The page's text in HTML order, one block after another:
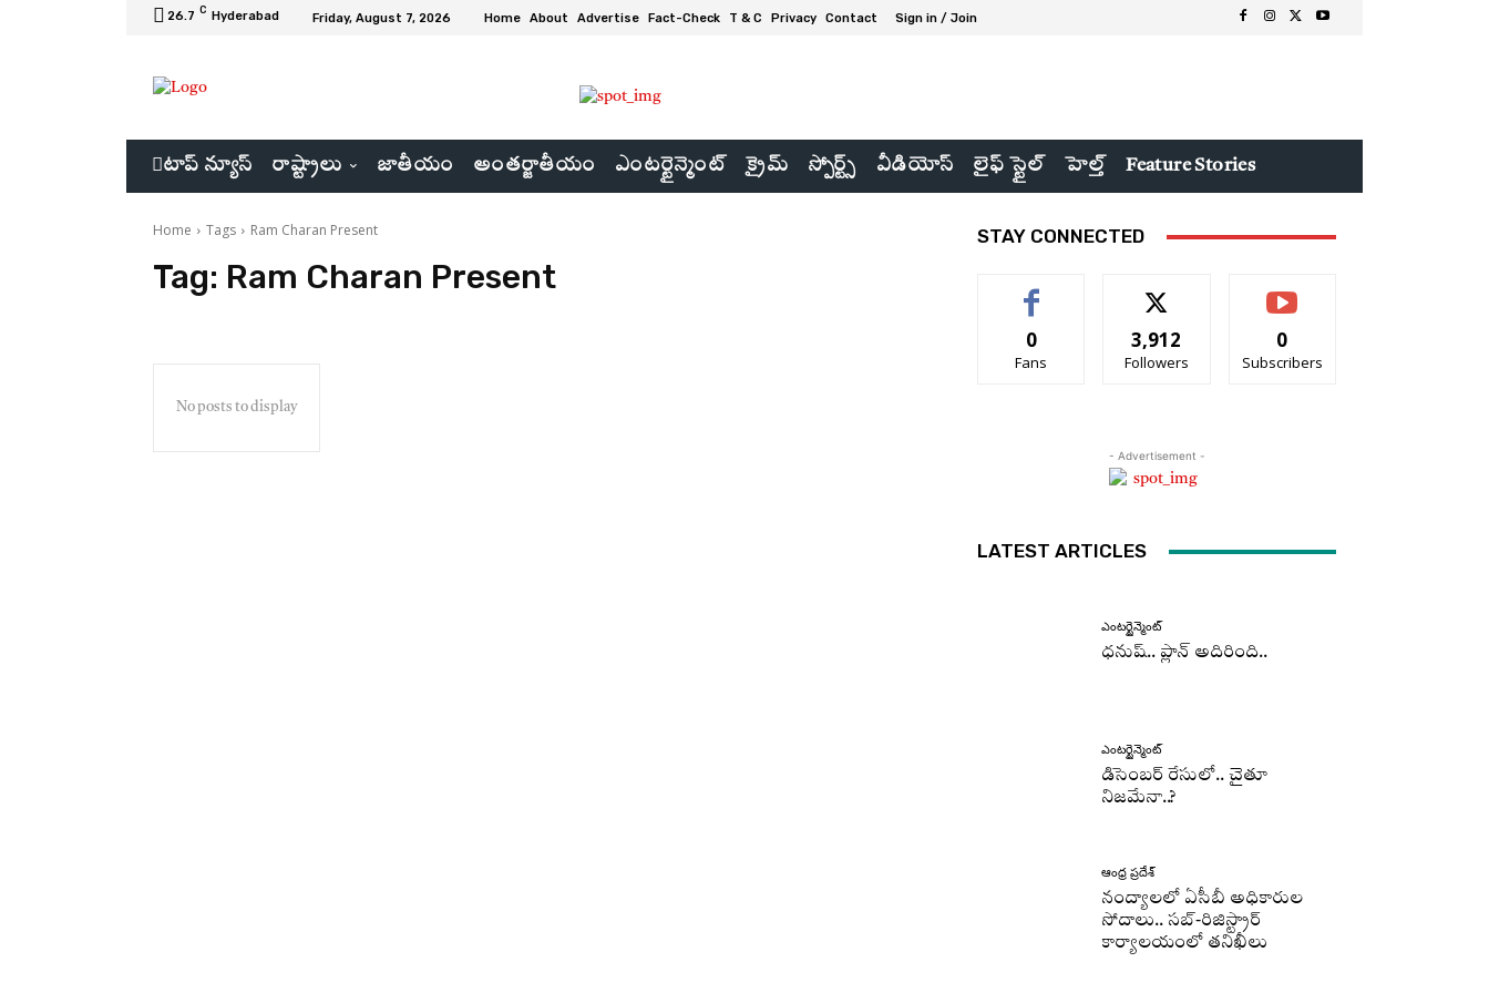
26.7 C Hyderabad Friday, August 7, 2026 Home About Advertise Fact-Check T & C Privacy Contact Sign in / Join
టాప్ న్యూస్ రాష్ట్రాలు జాతీయం అంతర్జాతీయం ఎంటర్టైన్మెంట్ క్రైమ్ స్పోర్ట్స్ వీడియోస్ లైఫ్ స్టైల్ హెల్త్ Feature Stories
Home Tags Ram Charan Present
Tag: Ram Charan Present
No posts to display
STAY CONNECTED
0
Fans
3,912
Followers
0
Subscribers
- Advertisement -
LATEST ARTICLES
ఎంటర్టైన్మెంట్
ధనుష్‌.. ప్లాన్ అదిరింది..
ఎంటర్టైన్మెంట్
డిసెంబర్ రేసులో.. చైతూ
నిజమేనా..?
ఆంధ్ర ప్రదేశ్
నంద్యాలలో ఏసీబీ అధికారుల
సోదాలు.. సబ్-రిజిస్ట్రార్
కార్యాలయంలో తనిఖీలు